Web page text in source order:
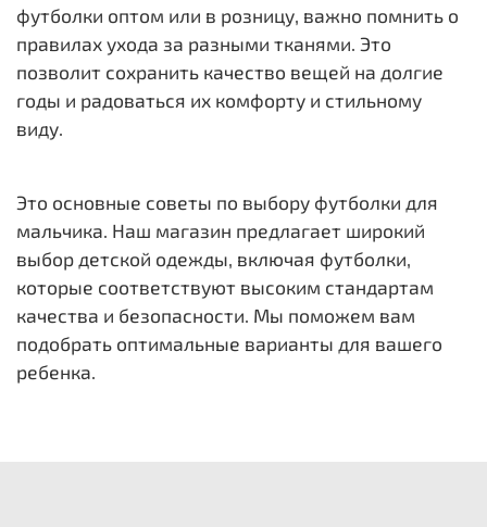
футболки оптом или в розницу, важно помнить о
правилах ухода за разными тканями. Это
позволит сохранить качество вещей на долгие
годы и радоваться их комфорту и стильному
виду.
Это основные советы по выбору футболки для
мальчика. Наш магазин предлагает широкий
выбор детской одежды, включая футболки,
которые соответствуют высоким стандартам
качества и безопасности. Мы поможем вам
подобрать оптимальные варианты для вашего
ребенка.